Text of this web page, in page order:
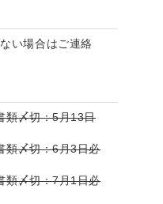
い場合はご連絡
〆切：5月13日
〆切：6月3日必
〆切：7月1日必